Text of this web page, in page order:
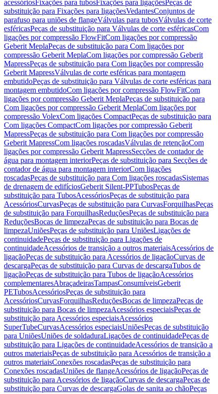
acessóriosFixações para tubosFixações para ligaçõesPeças de
substituição para Fixações para ligaçõesVedantesConjuntos de
parafuso para uniões de flangeVálvulas para tubosVálvulas de corte
esféricasPeças de substituição para Válvulas de corte esféricasCom
ligações por compressão FlowFitCom ligações por compressão
Geberit MeplaPeças de substituição para Com ligações por
compressão Geberit MeplaCom ligações por compressão Geberit
MapressPeças de substituição para Com ligações por compressão
Geberit MapressVálvulas de corte esféricas para montagem
embutidoPeças de substituição para Válvulas de corte esféricas para
montagem embutidoCom ligações por compressão FlowFitCom
ligações por compressão Geberit MeplaPeças de substituição para
Com ligações por compressão Geberit MeplaCom ligações por
compressão VolexCom ligações CompactPeças de substituição para
Com ligações CompactCom ligações por compressão Geberit
MapressPeças de substituição para Com ligações por compressão
Geberit MapressCom ligações roscadasVálvulas de retençãoCom
ligações por compressão Geberit MapressSecções de contador de
água para montagem interiorPeças de substituição para Secções de
contador de água para montagem interiorCom ligações
roscadasPeças de substituição para Com ligações roscadasSistemas
de drenagem de edifíciosGeberit Silent-PPTubosPeças de
substituição para TubosAcessóriosPeças de substituição para
AcessóriosCurvasPeças de substituição para CurvasForquilhasPeças
de substituição para ForquilhasReduçõesPeças de substituição para
ReduçõesBocas de limpezaPeças de substituição para Bocas de
limpezaUniõesPeças de substituição para UniõesLigações de
continuidadePeças de substituição para Ligações de
continuidadeAcessórios de transição a outros materiaisAcessórios de
ligaçãoPeças de substituição para Acessórios de ligaçãoCurvas de
descargaPeças de substituição para Curvas de descargaTubos de
ligaçãoPeças de substituição para Tubos de ligaçãoAcessórios
complementaresAbraçadeirasTampasConsumíveisGeberit
PETubosAcessóriosPeças de substituição para
AcessóriosCurvasForquilhasReduçõesBocas de limpezaPeças de
substituição para Bocas de limpezaAcessórios especiaisPeças de
substituição para Acessórios especiaisAcessórios
SuperTubeCurvasAcessórios especiaisUniõesPeças de substituição
para UniõesUniões de soldaduraLigações de continuidadePeças de
substituição para Ligações de continuidadeAcessórios de transição a
outros materiaisPeças de substituição para Acessórios de transição a
outros materiaisConexões roscadasPeças de substituição para
Conexões roscadasUniões de flangeAcessórios de ligaçãoPeças de
substituição para Acessórios de ligaçãoCurvas de descargaPeças de
substituição para Curvas de descargaGolas de sanita ao chãoPeças